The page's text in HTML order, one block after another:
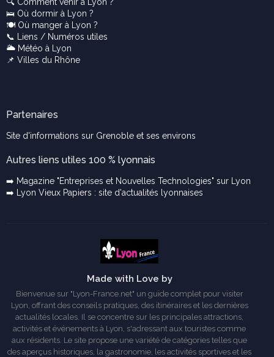
🛌 Où dormir à Lyon ?
🍽️ Où manger à Lyon ?
📞
Liens / Numéros utiles
🌥️ Météo à Lyon
📌 Villes du Rhône
Partenaires
Site d'informations sur Grenoble et ses environs
Autres liens utiles 100 % lyonnais
➡️ Magazine "Entreprises et Nouvelles Technologies" sur Lyon
➡️ Lyon Vieux Papiers : site d'actualités lyonnaises
Made with Love by
Bienvenue sur "Lyon-France.net" un guide complet pour visiter
Lyon, offrant des conseils pratiques, des itinéraires et les dernières
actualités locales. Il se concentre sur les principales attractions,
activités et événements à Lyon, s'adressant aux touristes comme
aux résidents. Le site propose une variété de catégories telles que
des aperçus historiques, la gastronomie, les activités sportives et les